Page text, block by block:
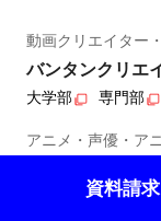
動画クリエイター
バンタンクリエ
大学部 専門部
アニメ・声優・ア
専門部
資料請求